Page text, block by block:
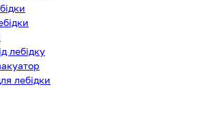
лебідку
лебідки